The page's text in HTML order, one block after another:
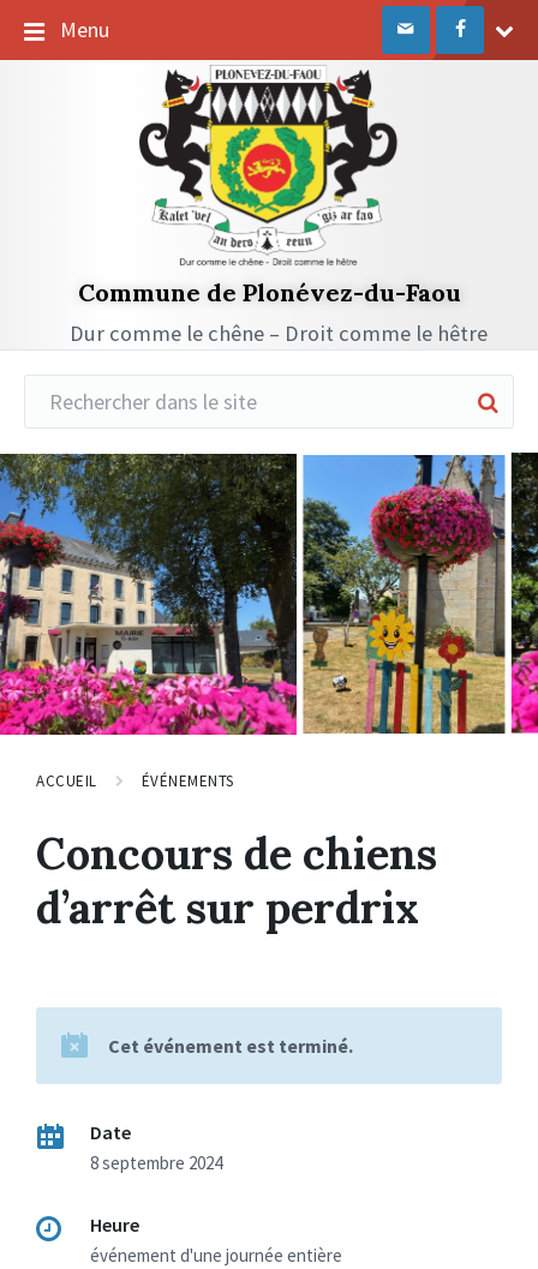
Menu
Commune de Plonévez-du-Faou
Dur comme le chêne – Droit comme le hêtre
Réduire
la
recherche
ACCUEIL ÉVÉNEMENTS
Concours de chiens
d’arrêt sur perdrix
Cet événement est terminé.
Date
8 septembre 2024
Heure
événement d'une journée entière